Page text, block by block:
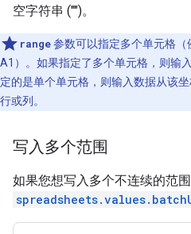
空字符串 ("")。
range参数可以指定多个单元格
A1）。如果指定了多个单元格，则输
定的是单个单元格，则输入数据从该
行或列。
写入多个范围
如果您想写入多个不连续的范